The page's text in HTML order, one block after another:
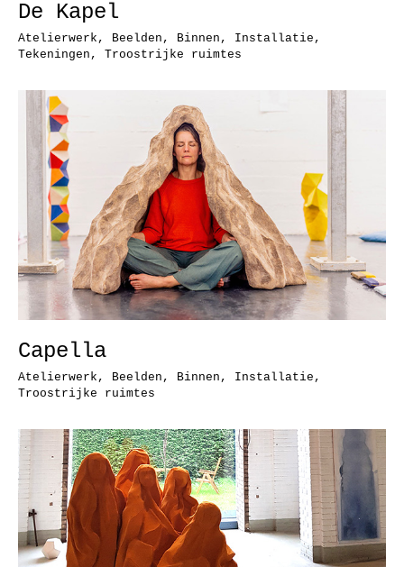
De Kapel
Atelierwerk , Beelden , Binnen , Installatie ,
Tekeningen , Troostrijke ruimtes
Capella
Atelierwerk , Beelden , Binnen , Installatie ,
Troostrijke ruimtes